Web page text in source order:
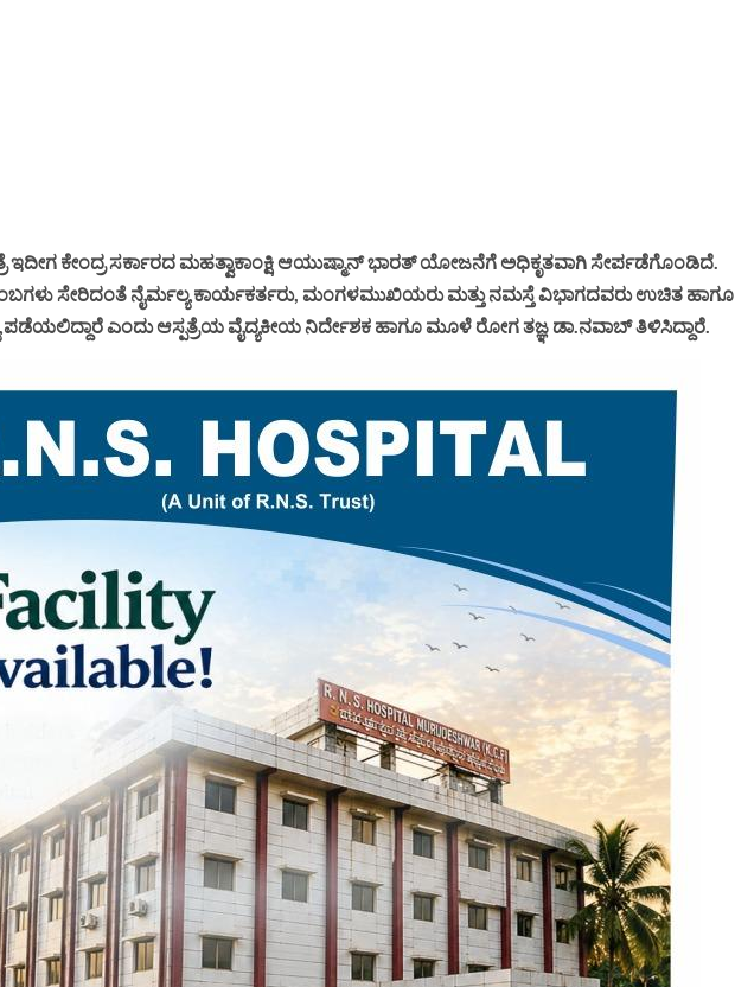
ಇದೀಗ ಕೇಂದ್ರ ಸರ್ಕಾರದ ಮಹತ್ವಾಕಾಂಕ್ಷಿ ಆಯುಷ್ಮಾನ್ ಭಾರತ್ ಯೋಜನೆಗೆ ಅಧಿಕೃತವಾಗಿ ಸೇರ್ಪಡೆಗೊಂಡಿದೆ.
ಸೇರಿದಂತೆ ನೈರ್ಮಲ್ಯ ಕಾರ್ಯಕರ್ತರು, ಮಂಗಳಮುಖಿಯರು ಮತ್ತು ನಮಸ್ತೆ ವಿಭಾಗದವರು ಉಚಿತ ಹಾಗೂ
ಎಂದು ಆಸ್ಪತ್ರೆಯ ವೈದ್ಯಕೀಯ ನಿರ್ದೇಶಕ ಹಾಗೂ ಮೂಳೆ ರೋಗ ತಜ್ಞ ಡಾ.ನವಾಬ್ ತಿಳಿಸಿದ್ದಾರೆ.